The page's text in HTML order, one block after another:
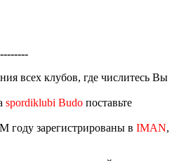
всех клубов, где числитесь Вы
spordiklubi Budo поставьте
зарегистрированы в IMAN,